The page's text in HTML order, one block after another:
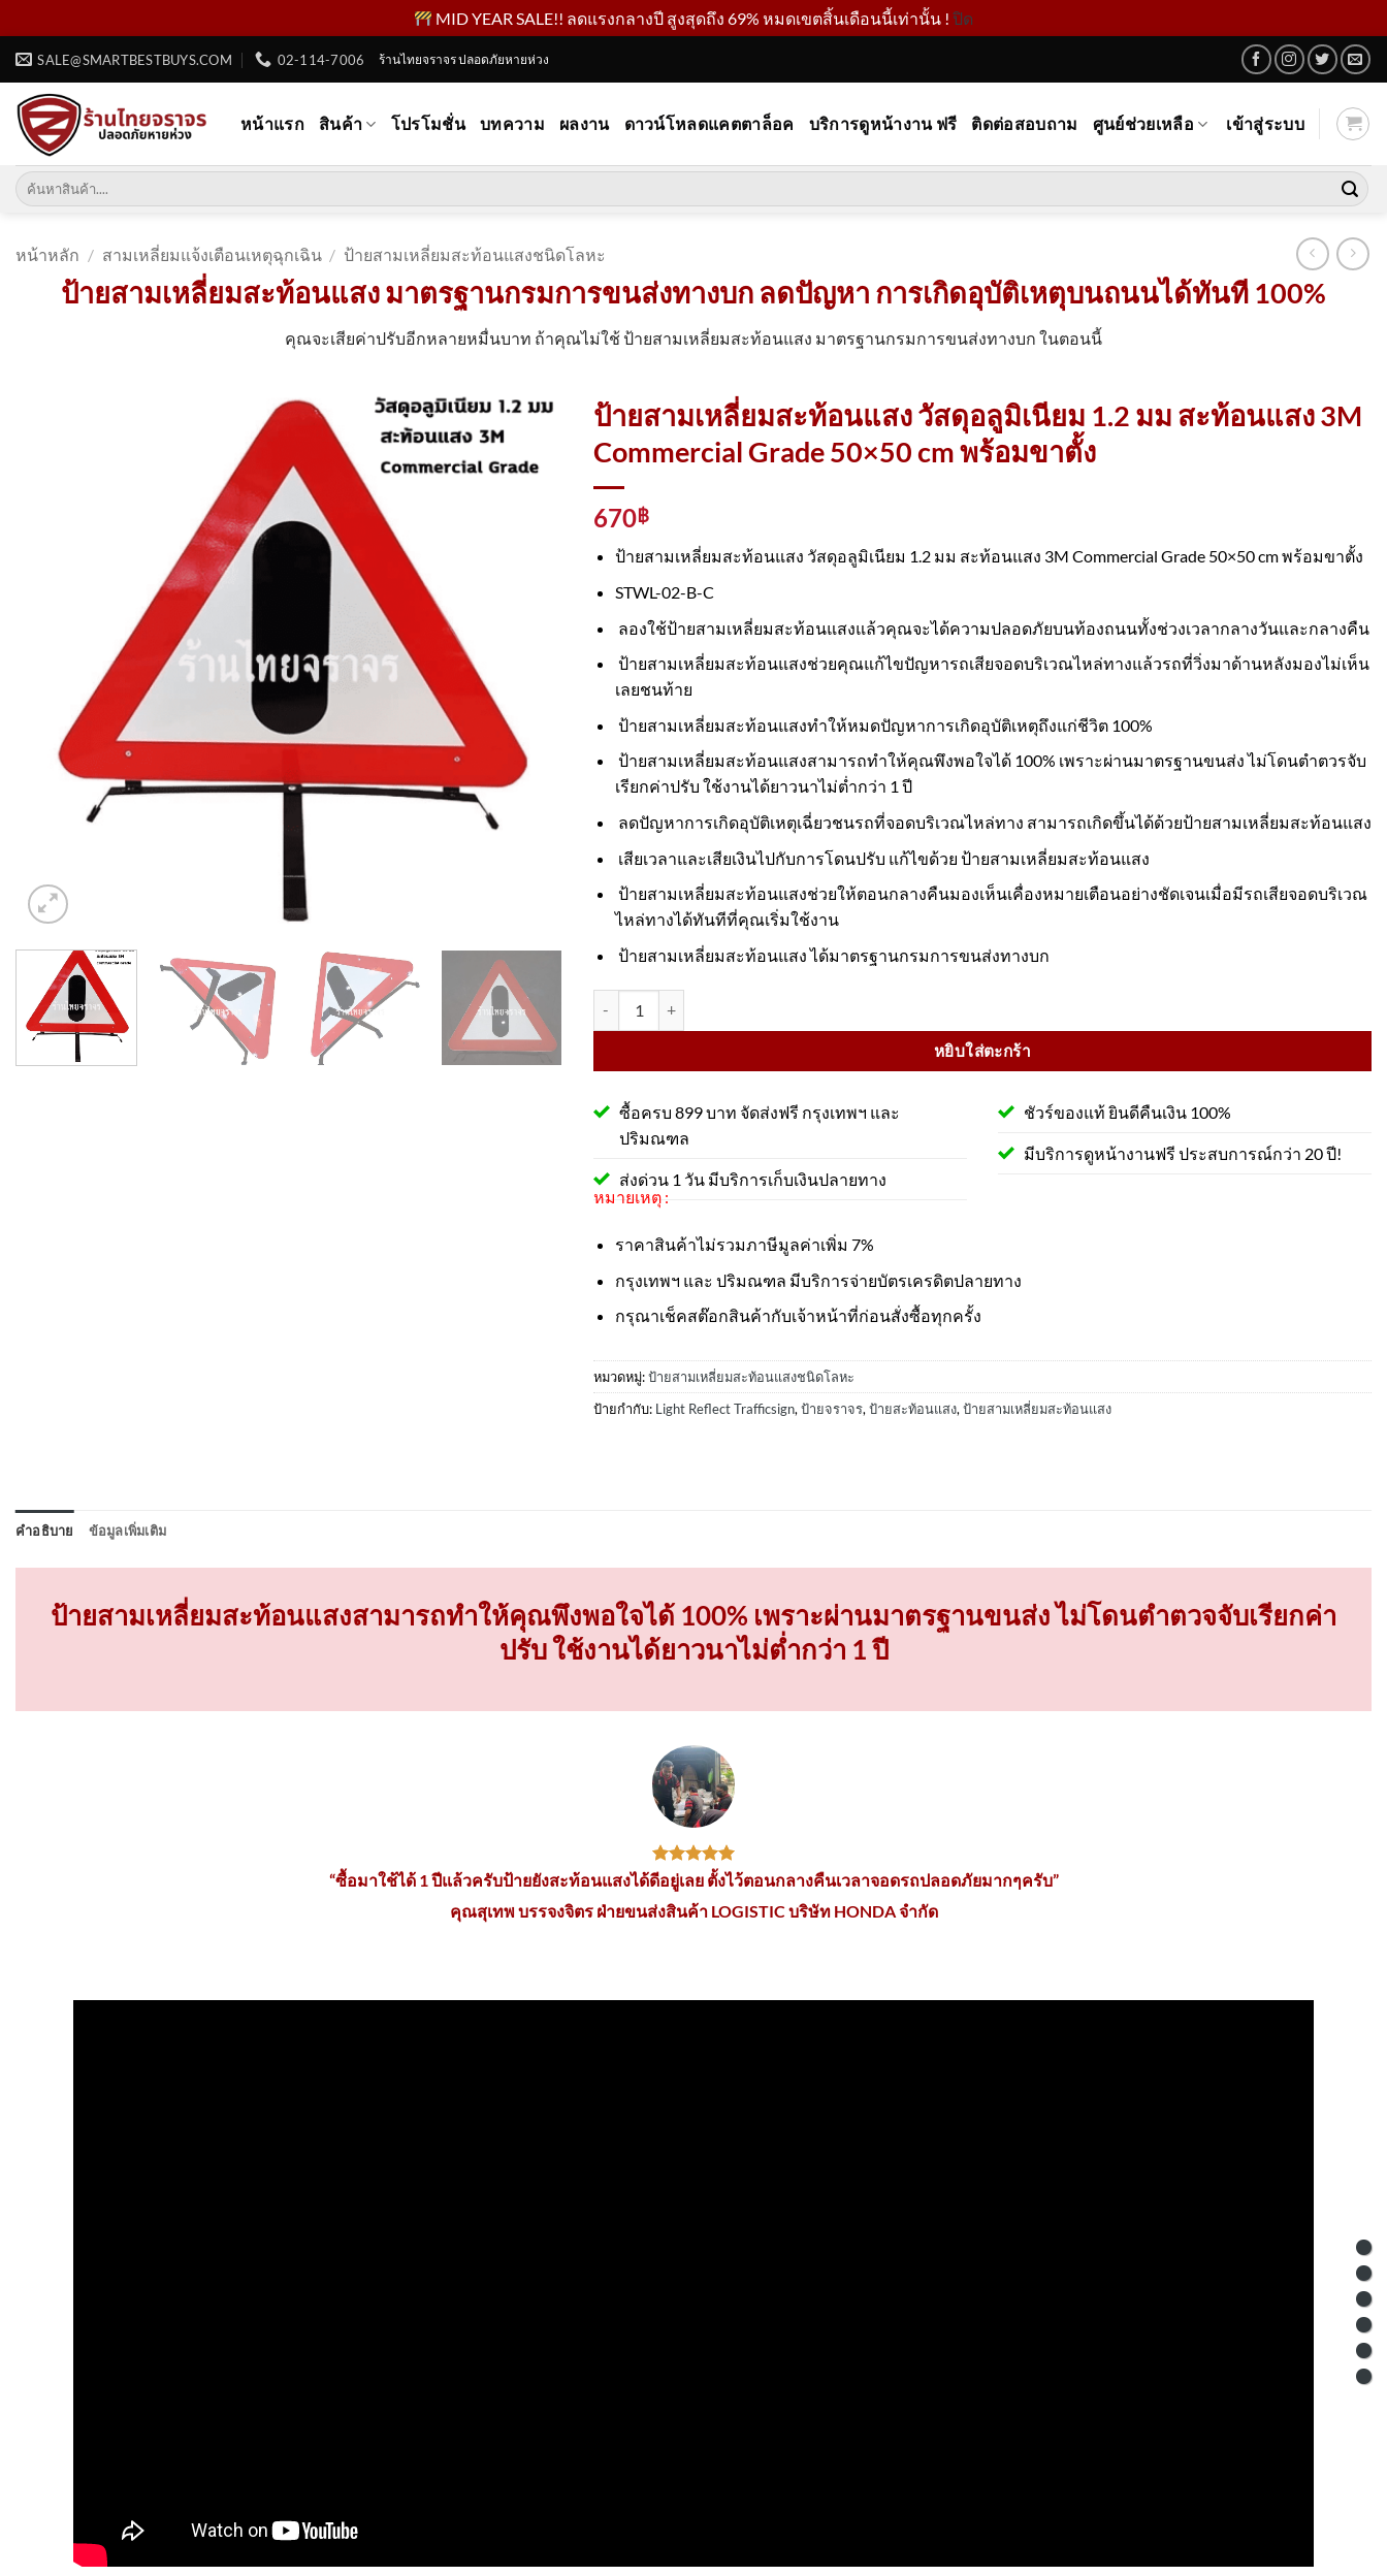
MID YEAR SALE!! ลดแรงกลางปี สูงสุดถึง 69% หมดเขตสิ้นเดือนนี้เท่านั้น !ปิด
ข้าม
เนื้อหา
SALE@SMARTBESTBUYS.COM 02-114-7006 ร้านไทยจราจร ปลอดภัยหายห่วง
หน้าแรก สินค้า โปรโมชั่น บทความ ผลงาน ดาวน์โหลดแคตตาล็อค บริการดูหน้างาน ฟรี ติดต่อสอบถาม ศูนย์ช่วยเหลือ เข้าสู่ระบบ
ค้นหา:
หน้าหลัก / สามเหลี่ยมแจ้งเตือนเหตุฉุกเฉิน / ป้ายสามเหลี่ยมสะท้อนแสงชนิดโลหะ
ป้ายสามเหลี่ยมสะท้อนแสง มาตรฐานกรมการขนส่งทางบก ลดปัญหา การเกิดอุบัติเหตุบนถนนได้ทันที 100%
คุณจะเสียค่าปรับอีกหลายหมื่นบาท ถ้าคุณไม่ใช้ ป้ายสามเหลี่ยมสะท้อนแสง มาตรฐานกรมการขนส่งทางบก ในตอนนี้
ป้ายสามเหลี่ยมสะท้อนแสง วัสดุอลูมิเนียม 1.2 มม สะท้อนแสง 3M
Commercial Grade 50×50 cm พร้อมขาตั้ง
670฿
ป้ายสามเหลี่ยมสะท้อนแสง วัสดุอลูมิเนียม 1.2 มม สะท้อนแสง 3M Commercial Grade 50×50 cm พร้อมขาตั้ง
STWL-02-B-C
ลองใช้ป้ายสามเหลี่ยมสะท้อนแสงแล้วคุณจะได้ความปลอดภัยบนท้องถนนทั้งช่วงเวลากลางวันและกลางคืน
ป้ายสามเหลี่ยมสะท้อนแสงช่วยคุณแก้ไขปัญหารถเสียจอดบริเวณไหล่ทางแล้วรถที่วิ่งมาด้านหลังมองไม่เห็น
เลยชนท้าย
ป้ายสามเหลี่ยมสะท้อนแสงทำให้หมดปัญหาการเกิดอุบัติเหตุถึงแก่ชีวิต 100%
ป้ายสามเหลี่ยมสะท้อนแสงสามารถทำให้คุณพึงพอใจได้ 100% เพราะผ่านมาตรฐานขนส่ง ไม่โดนตำตวรจับ
เรียกค่าปรับ ใช้งานได้ยาวนาไม่ต่ำกว่า 1 ปี
ลดปัญหาการเกิดอุบัติเหตุเฉี่ยวชนรถที่จอดบริเวณไหล่ทาง สามารถเกิดขึ้นได้ด้วยป้ายสามเหลี่ยมสะท้อนแสง
เสียเวลาและเสียเงินไปกับการโดนปรับ แก้ไขด้วย ป้ายสามเหลี่ยมสะท้อนแสง
ป้ายสามเหลี่ยมสะท้อนแสงช่วยให้ตอนกลางคืนมองเห็นเคื่องหมายเตือนอย่างชัดเจนเมื่อมีรถเสียจอดบริเวณ
ไหล่ทางได้ทันทีที่คุณเริ่มใช้งาน
ป้ายสามเหลี่ยมสะท้อนแสง ได้มาตรฐานกรมการขนส่งทางบก
หยิบใส่ตะกร้า
ซื้อครบ 899 บาท จัดส่งฟรี กรุงเทพฯ และ
ปริมณฑล
ส่งด่วน 1 วัน มีบริการเก็บเงินปลายทาง
ชัวร์ของแท้ ยินดีคืนเงิน 100%
มีบริการดูหน้างานฟรี ประสบการณ์กว่า 20 ปี!
หมายเหตุ :
ราคาสินค้าไม่รวมภาษีมูลค่าเพิ่ม 7%
กรุงเทพฯ และ ปริมณฑล มีบริการจ่ายบัตรเครดิตปลายทาง
กรุณาเช็คสต๊อกสินค้ากับเจ้าหน้าที่ก่อนสั่งซื้อทุกครั้ง
หมวดหมู่:ป้ายสามเหลี่ยมสะท้อนแสงชนิดโลหะ
ป้ายกำกับ: Light Reflect Trafficsign, ป้ายจราจร, ป้ายสะท้อนแสง, ป้ายสามเหลี่ยมสะท้อนแสง
คำอธิบาย ข้อมูลเพิ่มเติม
ป้ายสามเหลี่ยมสะท้อนแสงสามารถทำให้คุณพึงพอใจได้ 100% เพราะผ่านมาตรฐานขนส่ง ไม่โดนตำตวจจับเรียกค่า
ปรับ ใช้งานได้ยาวนาไม่ต่ำกว่า 1 ปี
“ซื้อมาใช้ได้ 1 ปีแล้วครับป้ายยังสะท้อนแสงได้ดีอยู่เลย ตั้งไว้ตอนกลางคืนเวลาจอดรถปลอดภัยมากๆครับ”
คุณสุเทพ บรรจงจิตร ฝ่ายขนส่งสินค้า LOGISTIC บริษัท HONDA จำกัด